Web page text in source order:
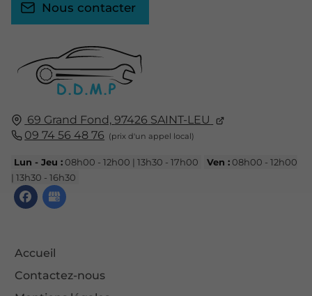
69 Grand Fond, 97426 SAINT-LEU
09 74 56 48 76
Lun - Jeu : 08h00 - 12h00 | 13h30 - 17h00 Ven : 08h00 - 12h00
| 13h30 - 16h30
Accueil
Contactez-nous
Nous contacter